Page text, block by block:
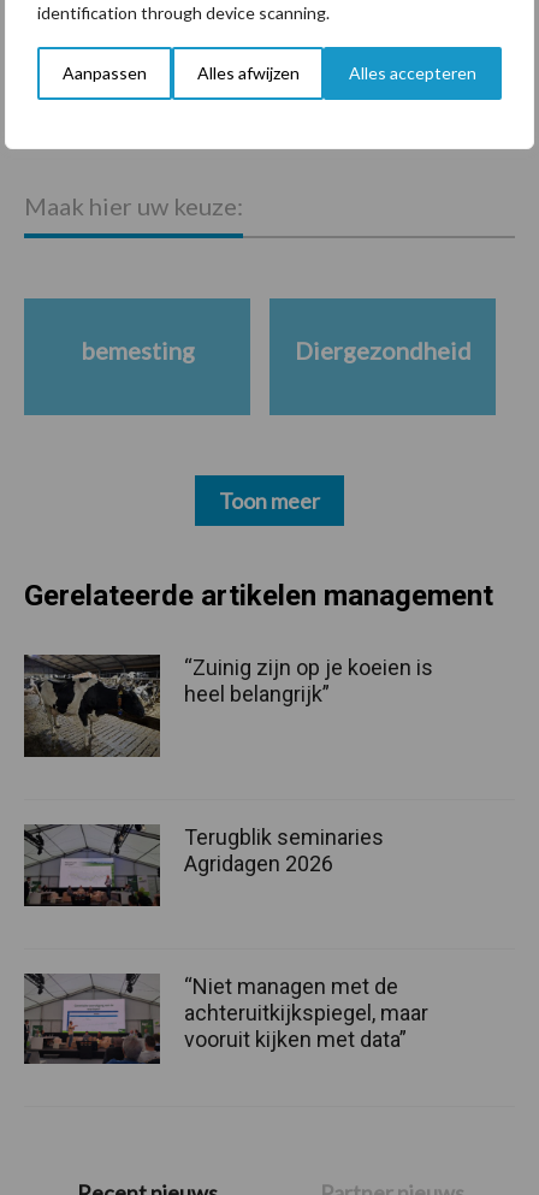
identification through device scanning.
Aanpassen Alles afwijzen Alles accepteren
Beeld: EU en Gerben Hofman
Primaire
Maak hier uw keuze:
bemesting Diergezondheid
Toon meer
Gerelateerde artikelen management
“Zuinig zijn op je koeien is
heel belangrijk”
Terugblik seminaries
Agridagen 2026
“Niet managen met de
achteruitkijkspiegel, maar
vooruit kijken met data”